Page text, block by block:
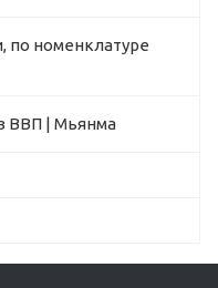
по номенклатуре
ВВП | Мьянма